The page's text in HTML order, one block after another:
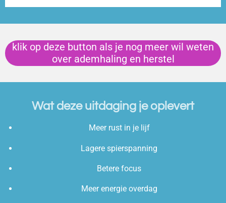
klik op deze button als je nog meer wil weten
over ademhaling en herstel
Wat deze uitdaging je oplevert
Meer rust in je lijf
Lagere spierspanning
Betere focus
Meer energie overdag